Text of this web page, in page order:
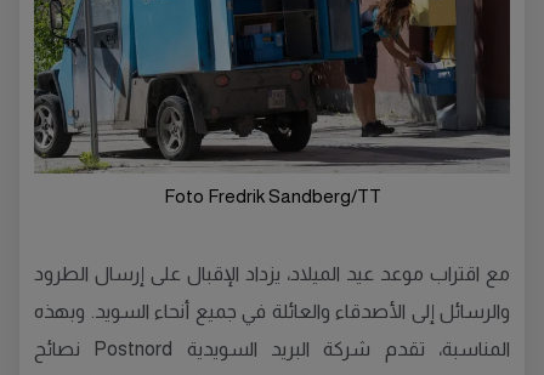
Foto Fredrik Sandberg/TT
مع اقتراب موعد عيد الميلاد، يزداد الإقبال على إرسال الطرود
والرسائل إلى الأصدقاء والعائلة في جميع أنحاء السويد. وبهذه
المناسبة، تقدم شركة البريد السويدية Postnord نصائح